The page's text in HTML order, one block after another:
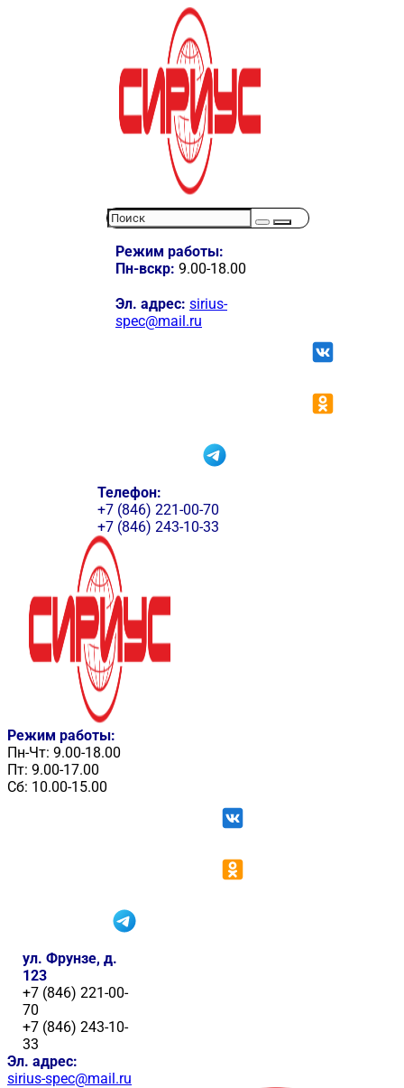
Режим работы:
Пн-вскр: 9.00-18.00
Эл. адрес: sirius-
spec@mail.ru
Телефон:
+7 (846) 221-00-70
+7 (846) 243-10-33
Режим работы:
Пн-Чт: 9.00-18.00
Пт: 9.00-17.00
Сб: 10.00-15.00
ул. Фрунзе, д.
123
+7 (846) 221-00-
70
+7 (846) 243-10-
33
Эл. адрес:
sirius-spec@mail.ru